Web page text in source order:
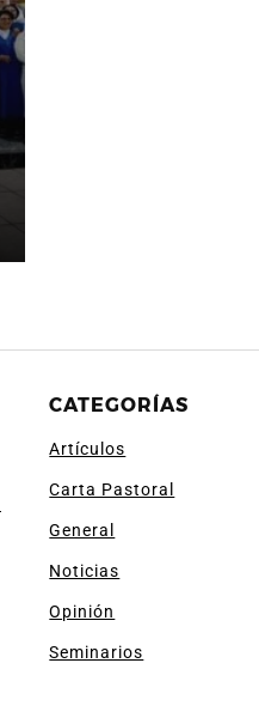
CATEGORÍAS
Artículos
Carta Pastoral
General
Noticias
Opinión
Seminarios